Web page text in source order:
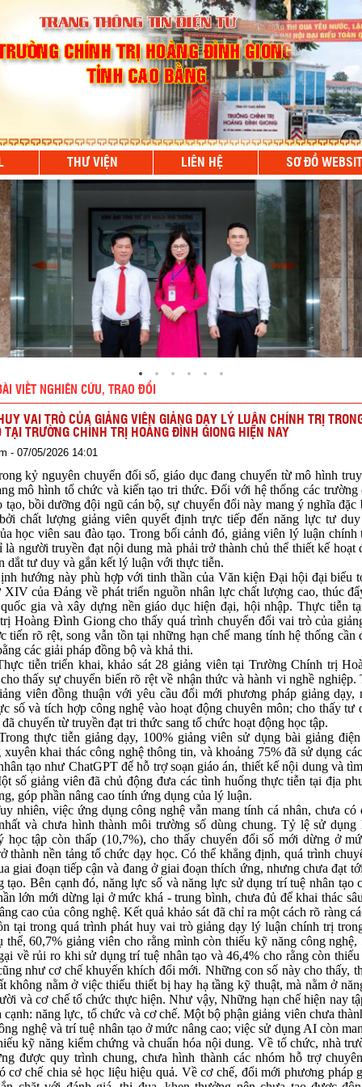
THƯ VIỆN LIÊN HỆ SƠ ĐỒ
VIẾT NGHIÊN CỨU, TRAO ĐỔI
VAI TRÒ CỦA GIẢNG VIÊN GIẢNG DẠY LÝ LUẬN CHÍNH TRỊ
TRƯỜNG CHÍNH TRỊ HOÀNG ĐÌNH GIONG HIỆN NAY
- 07/05/2026 14:01
nguyên chuyển đổi số, giáo dục đang chuyển từ mô hình
mô hình tổ chức và kiến tạo tri thức. Đối với hệ thống các trường
tạo, bồi dưỡng đội ngũ cán bộ, sự chuyển đổi này mang ý nghĩa đặc
chất lượng giảng viên quyết định trực tiếp đến năng lực tư
học viên sau đào tạo. Trong bối cảnh đó, giảng viên lý luận chính
là người truyền đạt nội dung mà phải trở thành chủ thể thiết kế hoạt
dắt tư duy và gắn kết lý luận với thực tiễn.
này phù hợp với tinh thần của Văn kiện Đại hội đại biểu
XIV của Đảng về phát triển nguồn nhân lực chất lượng cao, thúc
gia và xây dựng nền giáo dục hiện đại, hội nhập. Thực tiễn
Hoàng Đình Giong cho thấy quá trình chuyển đổi vai trò của
tiến rõ rệt, song vẫn tồn tại những hạn chế mang tính hệ thống cần
các giải pháp đồng bộ và khả thi.
triển khai, khảo sát 28 giảng viên tại Trường Chính trị
thấy sự chuyển biến rõ rệt về nhận thức và hành vi nghề nghiệp.
viên đồng thuận với yêu cầu đổi mới phương pháp giảng dạy,
số và tích hợp công nghệ vào hoạt động chuyên môn; cho thấy tư
chuyển từ truyền đạt tri thức sang tổ chức hoạt động học tập.
thực tiễn giảng dạy, 100% giảng viên sử dụng bài giảng điện
xuyên khai thác công nghệ thông tin, và khoảng 75% đã sử dụng
tạo như ChatGPT để hỗ trợ soạn giáo án, thiết kế nội dung và
số giảng viên đã chủ động đưa các tình huống thực tiễn tại địa
góp phần nâng cao tính ứng dụng của lý luận.
việc ứng dụng công nghệ vẫn mang tính cá nhân, chưa có
và chưa hình thành môi trường số dùng chung. Tỷ lệ sử dụng
học tập còn thấp (10,7%), cho thấy chuyển đổi số mới dừng ở
thành nền tảng tổ chức dạy học. Có thể khẳng định, quá trình
giai đoạn tiếp cận và đang ở giai đoạn thích ứng, nhưng chưa đạt
tạo. Bên cạnh đó, năng lực số và năng lực sử dụng trí tuệ nhân tạo
lớn mới dừng lại ở mức khá - trung bình, chưa đủ để khai thác
cao của công nghệ. Kết quả khảo sát đã chỉ ra một cách rõ ràng
tại trong quá trình phát huy vai trò giảng dạy lý luận chính trị
thể, 60,7% giảng viên cho rằng mình còn thiếu kỹ năng công nghệ,
về rủi ro khi sử dụng trí tuệ nhân tạo và 46,4% cho rằng còn
như cơ chế khuyến khích đổi mới. Những con số này cho thấy,
không nằm ở việc thiếu thiết bị hay hạ tầng kỹ thuật, mà nằm ở
và cơ chế tổ chức thực hiện. Như vậy, Những hạn chế hiện nay
cạnh: năng lực, tổ chức và cơ chế. Một bộ phận giảng viên chưa
nghệ và trí tuệ nhân tạo ở mức nâng cao; việc sử dụng AI còn
kỹ năng kiểm chứng và chuẩn hóa nội dung. Về tổ chức, nhà
được quy trình chung, chưa hình thành các nhóm hỗ trợ
cơ chế chia sẻ học liệu hiệu quả. Về cơ chế, đổi mới phương pháp